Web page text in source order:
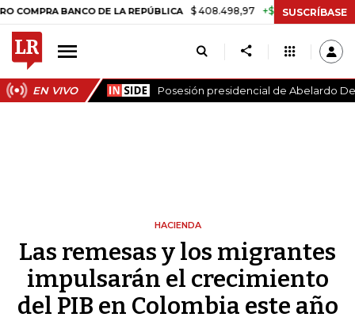
BANCO DE LA REPÚBLICA $ 408.498,97 +$ 8.753,81 +2,19%
SUSCRÍBASE
EN VIVO Posesión presidencial de Abelardo
HACIENDA
Las remesas y los migrantes
impulsarán el crecimiento
del PIB en Colombia este año